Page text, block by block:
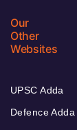
Our
Other
Websites
UPSC Adda
Defence Adda